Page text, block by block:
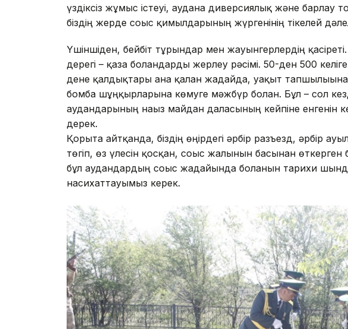
үздіксіз жұмыс істеуі, ауданға диверсиялық және барлау
біздің жерде соғыс қимылдарының жүргенінің тікелей
Үшіншіден, бейбіт тұрғындар мен жауынгерлердің
дерегі – қаза болғандарды жерлеу рәсімі. 50-ден 500
дене қалдықтары ғана қалған жағдайда, уақыт
бомба шұңқырларына көмуге мәжбүр болған. Бұл – сол
аудандарының нағыз майдан даласының кейпіне енгенін
дерек.
Қорыта айтқанда, біздің өңірдегі әрбір разъезд, әрбір
төгіп, өз үлесін қосқан, соғыс жалынын басынан
бұл аудандардың соғыс жағдайында болғанын тарихи
насихаттауымыз керек.